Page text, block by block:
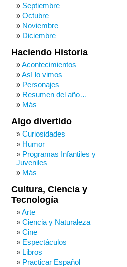
Septiembre
Octubre
Noviembre
Diciembre
Haciendo Historia
Acontecimientos
Así lo vimos
Personajes
Resumen del año…
Más
Algo divertido
Curiosidades
Humor
Programas Infantiles y
Juveniles
Más
Cultura, Ciencia y
Tecnología
Arte
Ciencia y Naturaleza
Cine
Espectáculos
Libros
Practicar Español